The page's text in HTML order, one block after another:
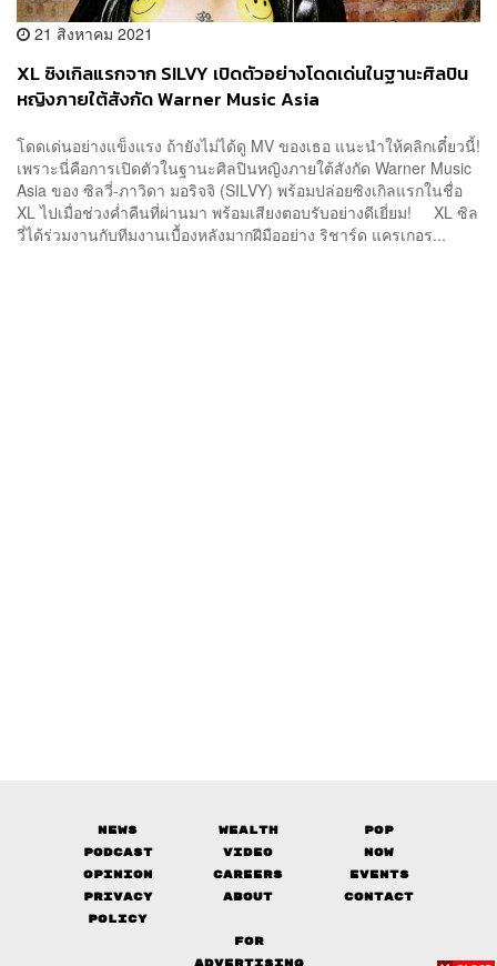
21 สิงหาคม 2021
XL ซิงเกิลแรกจาก SILVY เปิดตัวอย่างโดดเด่นในฐานะศิลปิน
หญิงภายใต้สังกัด Warner Music Asia
โดดเด่นอย่างแข็งแรง ถ้ายังไม่ได้ดู MV ของเธอ แนะนำให้คลิกเดี๋ยวนี้!
เพราะนี่คือการเปิดตัวในฐานะศิลปินหญิงภายใต้สังกัด Warner Music
Asia ของ ซิลวี่-ภาวิดา มอริจจิ (SILVY) พร้อมปล่อยซิงเกิลแรกในชื่อ
XL ไปเมื่อช่วงค่ำคืนที่ผ่านมา พร้อมเสียงตอบรับอย่างดีเยี่ยม! XL ซิล
วี่ได้ร่วมงานกับทีมงานเบื้องหลังมากฝีมืออย่าง ริชาร์ด แครเกอร...
News Wealth
Pop
Podcast
Video
Now
Opinion
Careers
Events
Privacy
Policy
About Contact
FOR